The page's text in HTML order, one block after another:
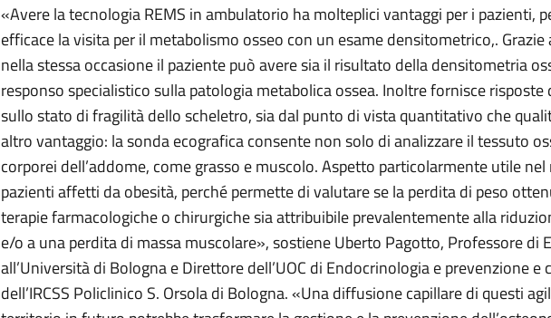
«Avere la tecnologia REMS in ambulatorio ha molteplici vantaggi per i pazienti,
efficace la visita per il metabolismo osseo con un esame densitometrico,.
nella stessa occasione il paziente può avere sia il risultato della densitometria
responso specialistico sulla patologia metabolica ossea. Inoltre fornisce
sullo stato di fragilità dello scheletro, sia dal punto di vista quantitativo che
altro vantaggio: la sonda ecografica consente non solo di analizzare il tessuto
corporei dell’addome, come grasso e muscolo. Aspetto particolarmente utile
pazienti affetti da obesità, perché permette di valutare se la perdita di peso
terapie farmacologiche o chirurgiche sia attribuibile prevalentemente alla
e/o a una perdita di massa muscolare», sostiene Uberto Pagotto, Professore di
all’Università di Bologna e Direttore dell’UOC di Endocrinologia e prevenzione e
dell’IRCSS Policlinico S. Orsola di Bologna. «Una diffusione capillare di questi